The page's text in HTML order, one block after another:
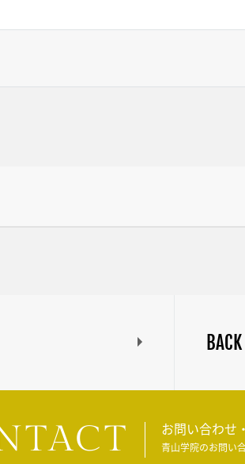
BACK
お問い合わせ
青山学院のお問い